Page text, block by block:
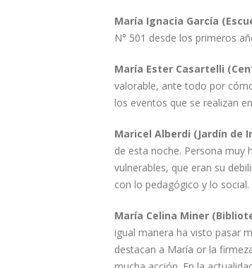
María Ignacia García
N° 501 desde los primeros
María Ester Casartelli
valorable, ante todo por
los eventos que se realizan
Maricel Alberdi (Jardín de
de esta noche. Persona muy
vulnerables, que eran su
con lo pedagógico y lo social.
María Celina Miner
igual manera ha visto pasar
destacan a María or la